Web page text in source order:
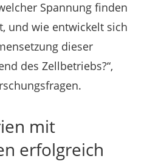
Spannung finden
und wie entwickelt sich
dieser
des Zellbetriebs?“,
mit
erfolgreich